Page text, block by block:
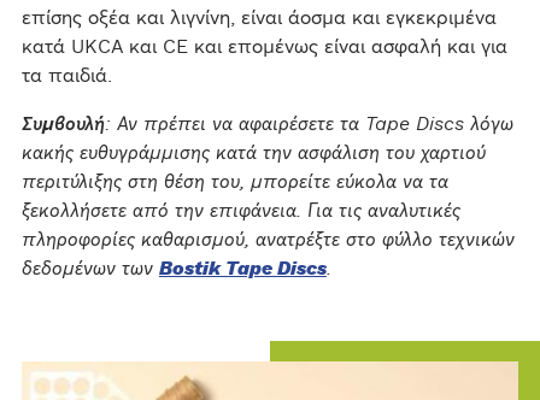
επίσης οξέα και λιγνίνη, είναι άοσμα και εγκεκριμένα
κατά UKCA και CE και επομένως είναι ασφαλή και για
τα παιδιά.
Συμβουλή: Αν πρέπει να αφαιρέσετε τα Tape Discs λόγω
κακής ευθυγράμμισης κατά την ασφάλιση του χαρτιού
περιτύλιξης στη θέση του, μπορείτε εύκολα να τα
ξεκολλήσετε από την επιφάνεια. Για τις αναλυτικές
πληροφορίες καθαρισμού, ανατρέξτε στο φύλλο τεχνικών
δεδομένων των Bostik Tape Discs.